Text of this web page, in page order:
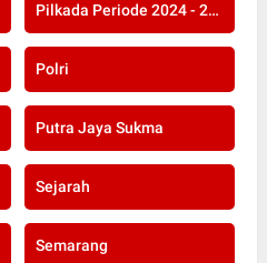
Pilkada Periode 2024 - 2029
Polri
Putra Jaya Sukma
Sejarah
Semarang